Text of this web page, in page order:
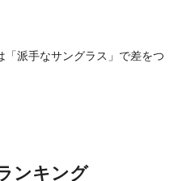
「派手なサングラス」で差をつ
ンキング